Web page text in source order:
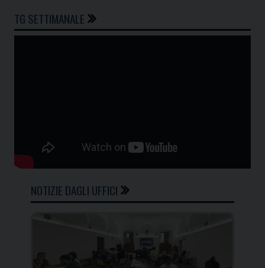
TG SETTIMANALE
NOTIZIE DAGLI UFFICI